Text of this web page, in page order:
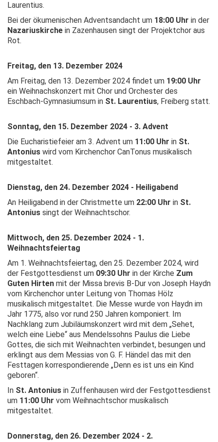
Laurentius.
Bei der ökumenischen Adventsandacht um 18:00 Uhr in der
Nazariuskirche in Zazenhausen singt der Projektchor aus
Rot.
Freitag, den 13. Dezember 2024
Am Freitag, den 13. Dezember 2024 findet um 19:00 Uhr
ein Weihnachskonzert mit Chor und Orchester des
Eschbach-Gymnasiumsum in St. Laurentius, Freiberg statt.
Sonntag, den 15. Dezember 2024 - 3. Advent
Die Eucharistiefeier am 3. Advent um 11:00 Uhr in St.
Antonius wird vom Kirchenchor CanTonus musikalisch
mitgestaltet.
Dienstag, den 24. Dezember 2024 - Heiligabend
An Heiligabend in der Christmette um 22:00 Uhr in St.
Antonius singt der Weihnachtschor.
Mittwoch, den 25. Dezember 2024 - 1.
Weihnachtsfeiertag
Am 1. Weihnachtsfeiertag, den 25. Dezember 2024, wird
der Festgottesdienst um 09:30 Uhr in der Kirche Zum
Guten Hirten mit der Missa brevis B-Dur von Joseph Haydn
vom Kirchenchor unter Leitung von Thomas Hölz
musikalisch mitgestaltet. Die Messe wurde von Haydn im
Jahr 1775, also vor rund 250 Jahren komponiert. Im
Nachklang zum Jubiläumskonzert wird mit dem „Sehet,
welch eine Liebe“ aus Mendelssohns Paulus die Liebe
Gottes, die sich mit Weihnachten verbindet, besungen und
erklingt aus dem Messias von G. F. Händel das mit den
Festtagen korrespondierende „Denn es ist uns ein Kind
geboren“.
In St. Antonius in Zuffenhausen wird der Festgottesdienst
um 11:00 Uhr vom Weihnachtschor musikalisch
mitgestaltet.
Donnerstag, den 26. Dezember 2024 - 2.